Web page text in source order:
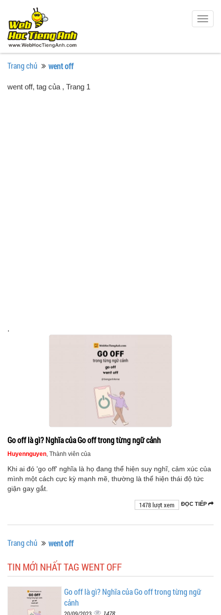
Trang chủ went off
went off, tag của , Trang 1
.
Go off là gì? Nghĩa của Go off trong từng ngữ cảnh
Huyennguyen , Thành viên của
Khi ai đó 'go off' nghĩa là họ đang thể hiện suy nghĩ, cảm xúc của
mình một cách cực kỳ mạnh mẽ, thường là thể hiện thái độ tức
giận gay gắt.
ĐỌC TIẾP
1478 lượt xem
Trang chủ went off
TIN MỚI NHẤT TAG WENT OFF
Go off là gì? Nghĩa của Go off trong từng ngữ
cảnh
20/09/2023